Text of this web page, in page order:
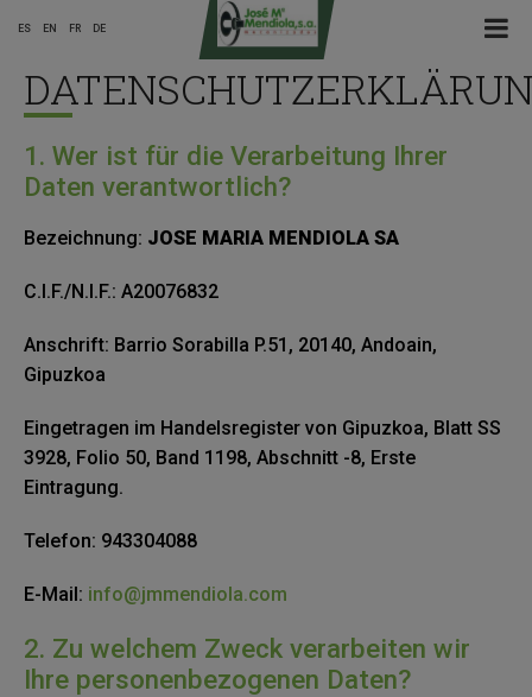
☰ Menu
Main
Menu
ES EN FR DE
1. Wer ist für die Verarbeitung Ihrer
Daten verantwortlich?
Bezeichnung: JOSE MARIA MENDIOLA SA
C.I.F./N.I.F.: A20076832
Anschrift: Barrio Sorabilla P.51, 20140, Andoain,
Gipuzkoa
Eingetragen im Handelsregister von Gipuzkoa, Blatt SS
3928, Folio 50, Band 1198, Abschnitt -8, Erste
Eintragung.
Telefon: 943304088
E-Mail: info@jmmendiola.com
2. Zu welchem Zweck verarbeiten wir
Ihre personenbezogenen Daten?